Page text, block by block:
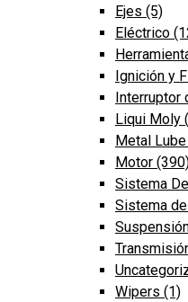
Ejes (5)
Eléctrico
Ignición y
Interruptor
Liqui Moly
Metal Lube
Motor
Sistema
Sistema
Wipers (1)